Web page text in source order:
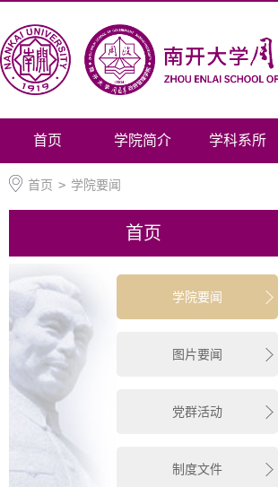
首页 学院简介 学科系所
首页 > 学院要闻
首页
学院要闻
图片要闻
党群活动
制度文件